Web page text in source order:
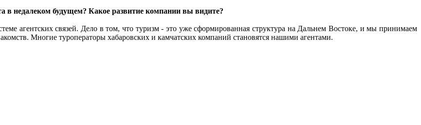
в недалеком будущем? Какое развитие компании вы видите?
агентских связей. Дело в том, что туризм - это уже сформированная структура на Дальнем Востоке, и мы принимаем
Многие туроператоры хабаровских и камчатских компаний становятся нашими агентами.